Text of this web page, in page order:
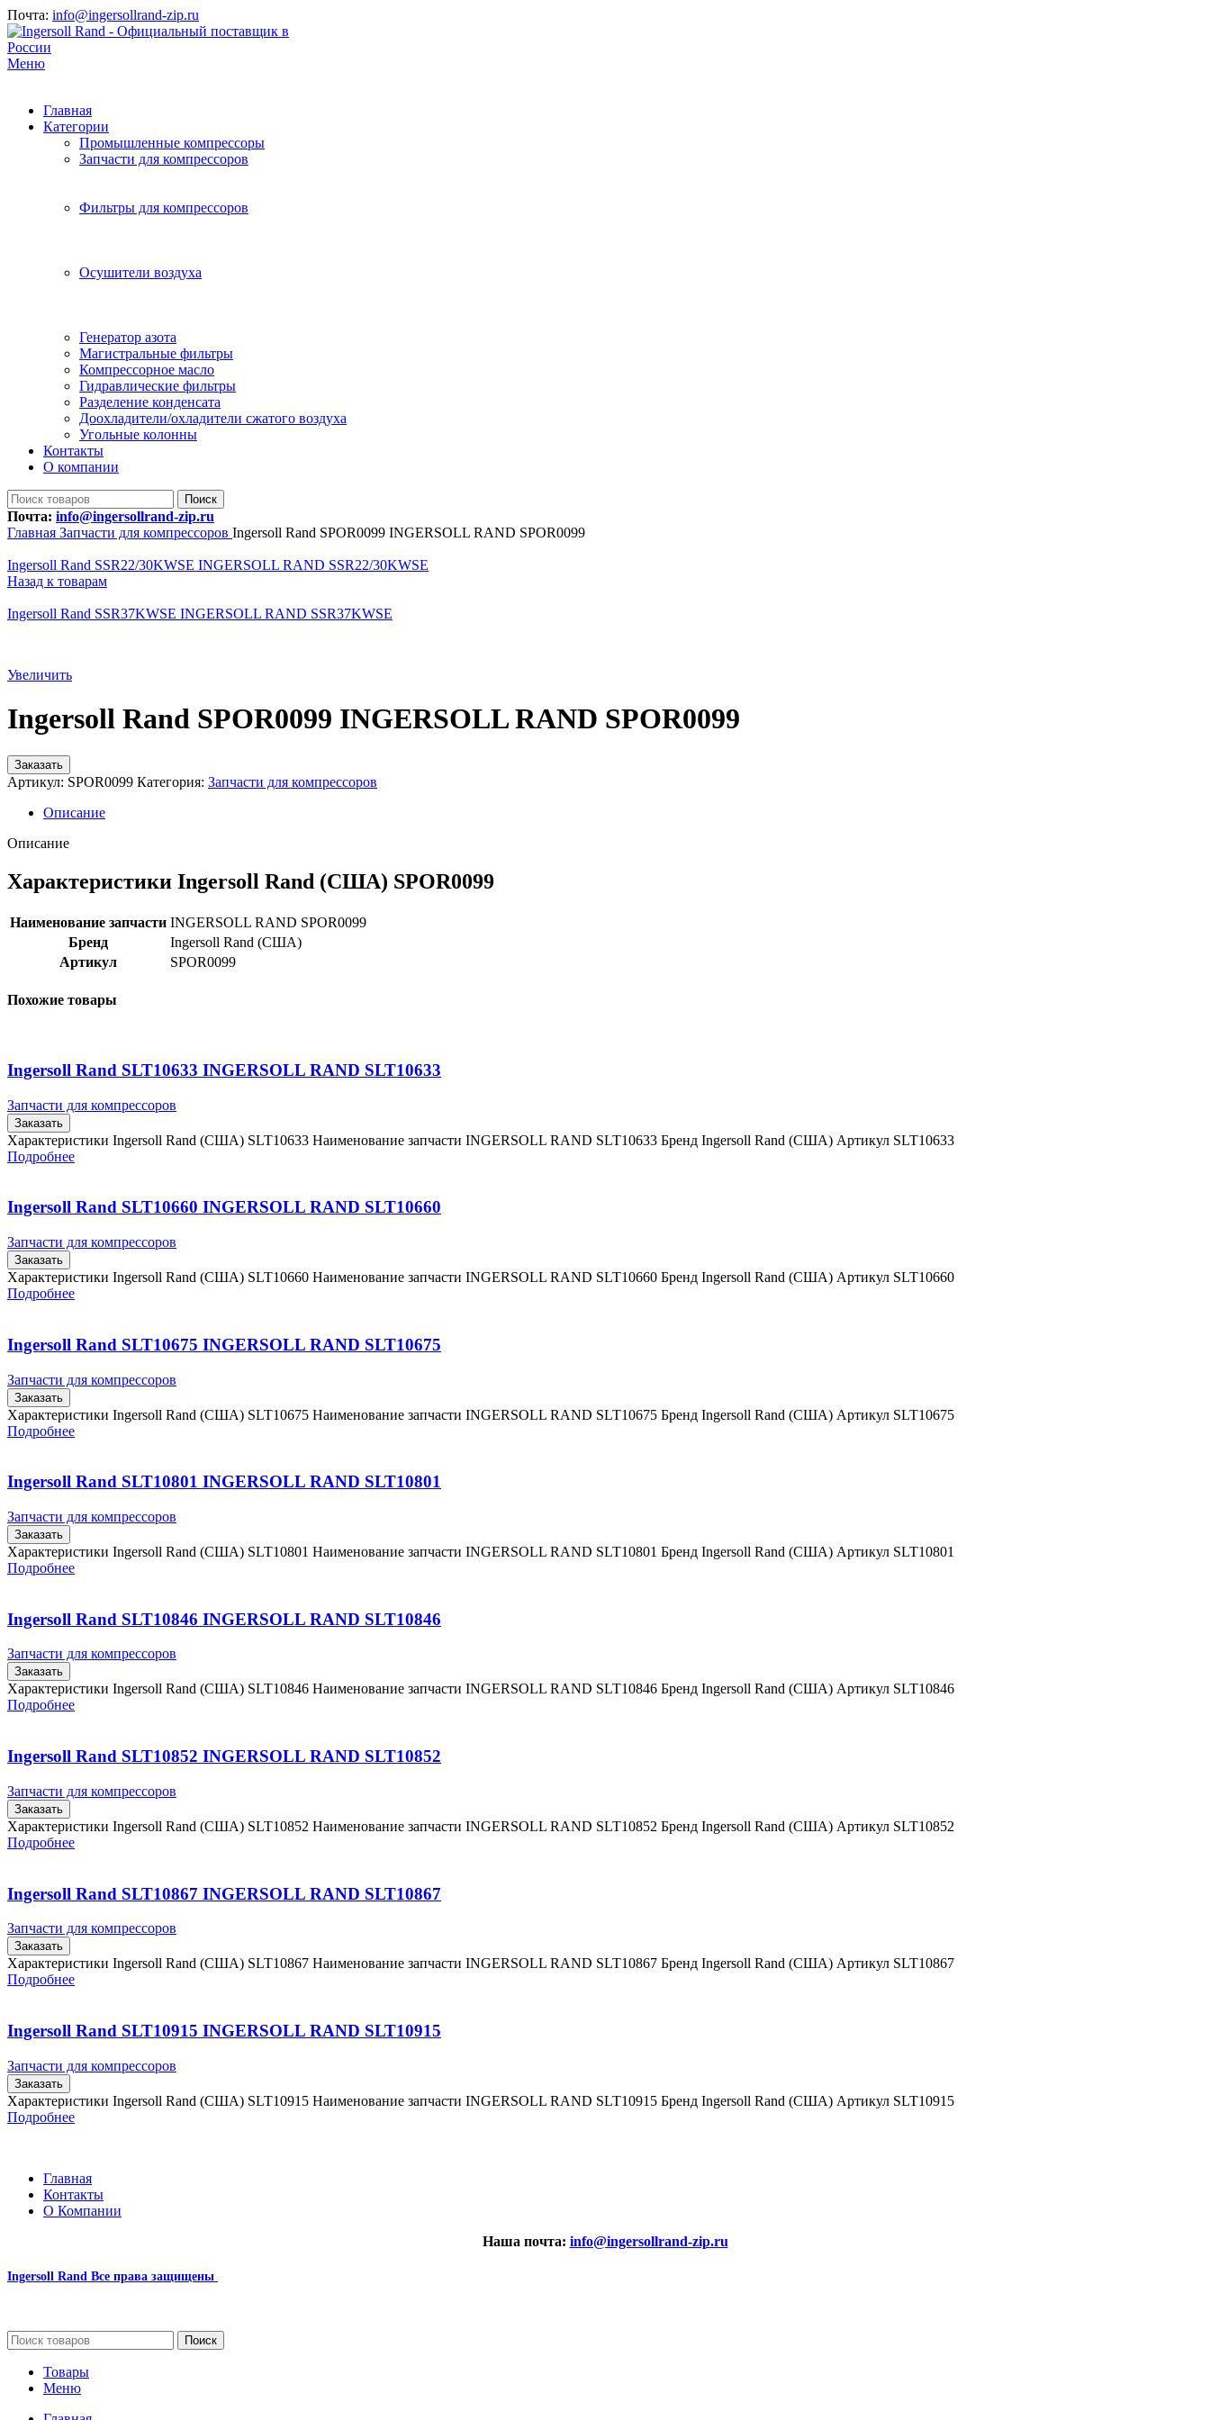
Почта: info@ingersollrand-zip.ru
Меню
Главная
Категории
Промышленные компрессоры
Запчасти для компрессоров
Фильтры для компрессоров
Осушители воздуха
Генератор азота
Магистральные фильтры
Компрессорное масло
Гидравлические фильтры
Разделение конденсата
Доохладители/охладители сжатого воздуха
Угольные колонны
Контакты
О компании
Поиск
Почта: info@ingersollrand-zip.ru
Главная Запчасти для компрессоров Ingersoll Rand SPOR0099 INGERSOLL RAND SPOR0099
Ingersoll Rand SSR22/30KWSE INGERSOLL RAND SSR22/30KWSE
Назад к товарам
Ingersoll Rand SSR37KWSE INGERSOLL RAND SSR37KWSE
Увеличить
Ingersoll Rand SPOR0099 INGERSOLL RAND SPOR0099
Заказать
Артикул: SPOR0099 Категория: Запчасти для компрессоров
Описание
Описание
Характеристики Ingersoll Rand (США) SPOR0099
Наименование запчасти INGERSOLL RAND SPOR0099
Бренд
Ingersoll Rand (США)
Артикул
SPOR0099
Похожие товары
Ingersoll Rand SLT10633 INGERSOLL RAND SLT10633
Запчасти для компрессоров
Заказать
Характеристики Ingersoll Rand (США) SLT10633 Наименование запчасти INGERSOLL RAND SLT10633 Бренд Ingersoll Rand (США) Артикул SLT10633
Подробнее
Ingersoll Rand SLT10660 INGERSOLL RAND SLT10660
Запчасти для компрессоров
Заказать
Характеристики Ingersoll Rand (США) SLT10660 Наименование запчасти INGERSOLL RAND SLT10660 Бренд Ingersoll Rand (США) Артикул SLT10660
Подробнее
Ingersoll Rand SLT10675 INGERSOLL RAND SLT10675
Запчасти для компрессоров
Заказать
Характеристики Ingersoll Rand (США) SLT10675 Наименование запчасти INGERSOLL RAND SLT10675 Бренд Ingersoll Rand (США) Артикул SLT10675
Подробнее
Ingersoll Rand SLT10801 INGERSOLL RAND SLT10801
Запчасти для компрессоров
Заказать
Характеристики Ingersoll Rand (США) SLT10801 Наименование запчасти INGERSOLL RAND SLT10801 Бренд Ingersoll Rand (США) Артикул SLT10801
Подробнее
Ingersoll Rand SLT10846 INGERSOLL RAND SLT10846
Запчасти для компрессоров
Заказать
Характеристики Ingersoll Rand (США) SLT10846 Наименование запчасти INGERSOLL RAND SLT10846 Бренд Ingersoll Rand (США) Артикул SLT10846
Подробнее
Ingersoll Rand SLT10852 INGERSOLL RAND SLT10852
Запчасти для компрессоров
Заказать
Характеристики Ingersoll Rand (США) SLT10852 Наименование запчасти INGERSOLL RAND SLT10852 Бренд Ingersoll Rand (США) Артикул SLT10852
Подробнее
Ingersoll Rand SLT10867 INGERSOLL RAND SLT10867
Запчасти для компрессоров
Заказать
Характеристики Ingersoll Rand (США) SLT10867 Наименование запчасти INGERSOLL RAND SLT10867 Бренд Ingersoll Rand (США) Артикул SLT10867
Подробнее
Ingersoll Rand SLT10915 INGERSOLL RAND SLT10915
Запчасти для компрессоров
Заказать
Характеристики Ingersoll Rand (США) SLT10915 Наименование запчасти INGERSOLL RAND SLT10915 Бренд Ingersoll Rand (США) Артикул SLT10915
Подробнее
Главная
Контакты
О Компании
Наша почта: info@ingersollrand-zip.ru
Ingersoll Rand Все права защищены
Поиск
Товары
Меню